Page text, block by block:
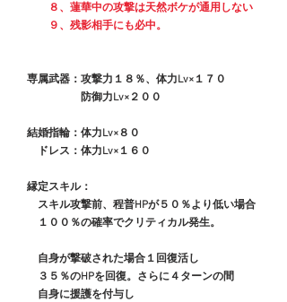
８、蓮華中の攻撃は天然ボケが通用しない
９、残影相手にも必中。
専属武器：攻撃力１８％、体力Lv×１７０
防御力Lv×２００
結婚指輪：体力Lv×８０
ドレス：体力Lv×１６０
縁定スキル：
スキル攻撃前、程普HPが５０％より低い場合
１００％の確率でクリティカル発生。
自身が撃破された場合１回復活し
３５％のHPを回復。さらに４ターンの間
自身に援護を付与し